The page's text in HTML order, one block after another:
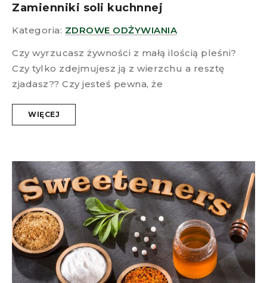
Zamienniki soli kuchnnej
Kategoria: ZDROWE ODŻYWIANIA
Czy wyrzucasz żywności z małą ilością pleśni?
Czy tylko zdejmujesz ją z wierzchu a resztę
zjadasz?? Czy jesteś pewna, że
WIĘCEJ